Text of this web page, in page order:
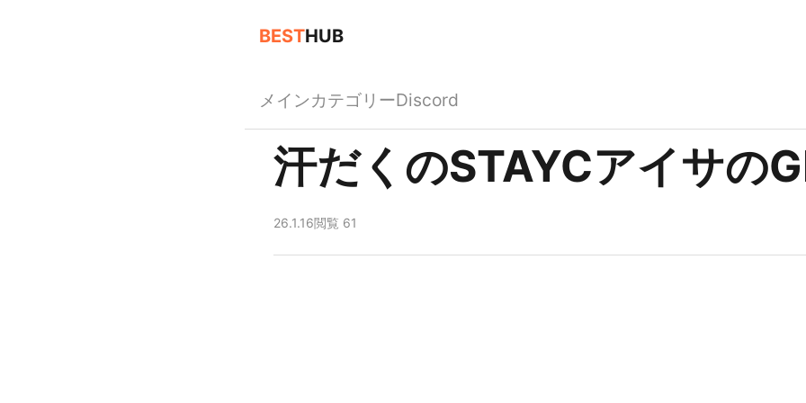
BESTHUB
メインカテゴリーDiscord
汗だくのSTAYCアイサの
26.1.16閲覧 61